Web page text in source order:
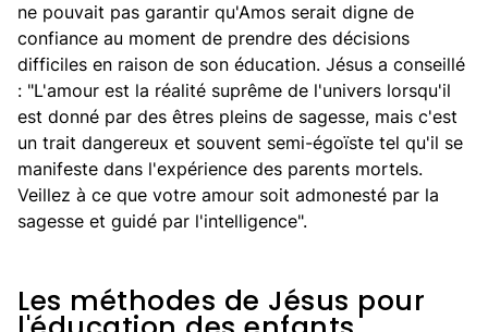
ne pouvait pas garantir qu'Amos serait digne de
confiance au moment de prendre des décisions
difficiles en raison de son éducation. Jésus a conseillé
: "L'amour est la réalité suprême de l'univers lorsqu'il
est donné par des êtres pleins de sagesse, mais c'est
un trait dangereux et souvent semi-égoïste tel qu'il se
manifeste dans l'expérience des parents mortels.
Veillez à ce que votre amour soit admonesté par la
sagesse et guidé par l'intelligence".
Les méthodes de Jésus pour